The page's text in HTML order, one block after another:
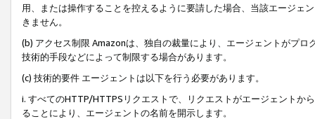
用、または操作することを控えるように要請した場合、当該エージェ
きません。
(b) アクセス制限 Amazonは、独自の裁量により、エージェントがプ
技術的手段などによって制限する場合があります。
(c) 技術的要件 エージェントは以下を行う必要があります。
i. すべてのHTTP/HTTPSリクエストで、リクエストがエージェントか
ることにより、エージェントの名前を開示します。